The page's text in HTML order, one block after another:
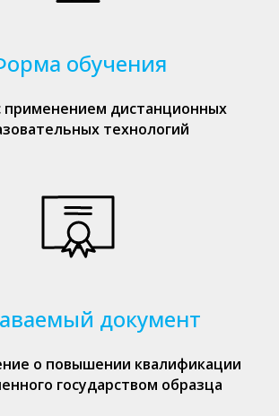
обучения
применением дистанционных
технологий
документ
о повышении квалификации
государством образца